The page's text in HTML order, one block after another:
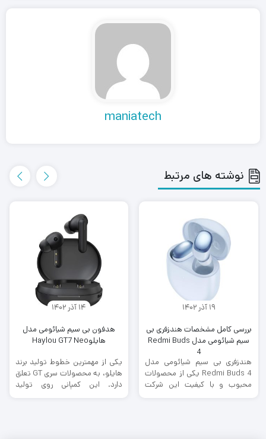
maniatech
نوشته های مرتبط
19 آذر 1402
بررسی کامل مشخصات هندزفری بی
سیم شیائومی مدل Redmi Buds
4
هندزفری بی سیم شیائومی مدل
Redmi Buds 4 یکی از محصولات
محبوب و با کیفیت این شرکت
14 آذر 1402
هدفون بی سیم شیائومی مدل
هایلوHaylou GT7 Neo
یکی از مهمترین خطوط تولید برند
هایلو، به محصولات سری GT تعلق
دارد. این کمپانی روی تولید